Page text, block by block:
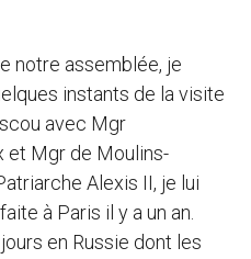
notre assemblée, je
instants de la visite
avec Mgr
et Mgr de Moulins-
Alexis II, je lui
à Paris il y a un an.
en Russie dont les